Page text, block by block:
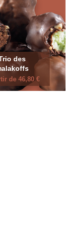
des
de 46,80 €